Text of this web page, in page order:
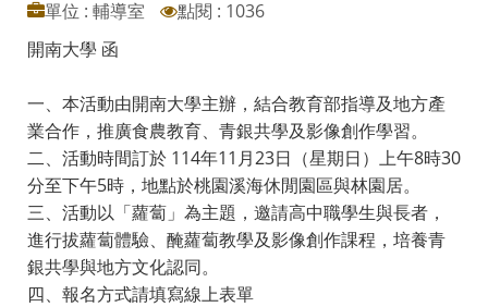
單位 : 輔導室
點閱 : 1036
開南大學 函
一、本活動由開南大學主辦，結合教育部指導及地方產
業合作，推廣食農教育、青銀共學及影像創作學習。
二、活動時間訂於 114年11月23日（星期日）上午8時30
分至下午5時，地點於桃園溪海休閒園區與林園居。
三、活動以「蘿蔔」為主題，邀請高中職學生與長者，
進行拔蘿蔔體驗、醃蘿蔔教學及影像創作課程，培養青
銀共學與地方文化認同。
四、報名方式請填寫線上表單